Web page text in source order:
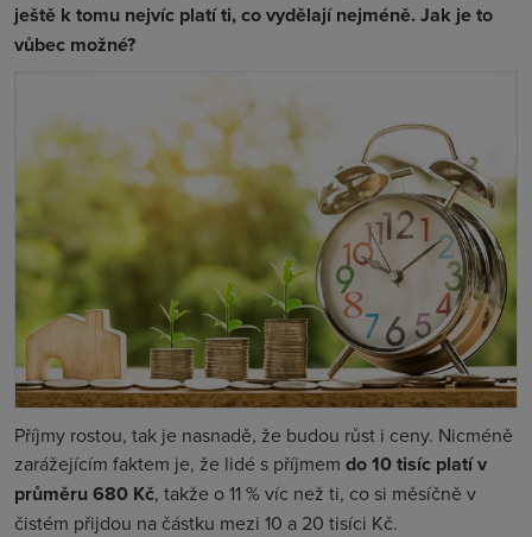
ještě k tomu nejvíc platí ti, co vydělají nejméně. Jak je to
vůbec možné?
Příjmy rostou, tak je nasnadě, že budou růst i ceny. Nicméně
zarážejícím faktem je, že lidé s příjmem do 10 tisíc platí v
průměru 680 Kč, takže o 11 % víc než ti, co si měsíčně v
čistém přijdou na částku mezi 10 a 20 tisíci Kč.